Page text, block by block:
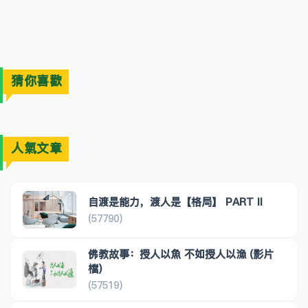
猜你喜歡
人氣文章
自渡是能力，渡人是【格局】 PART II
(57790)
佛教故事：授人以魚 不如授人以漁 (影片
檔)
(57519)